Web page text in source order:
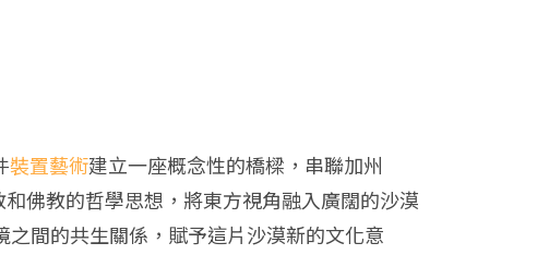
裝置藝術建立一座概念性的橋樑，串聯加州
佛教的哲學思想，將東方視角融入廣闊的沙漠
之間的共生關係，賦予這片沙漠新的文化意